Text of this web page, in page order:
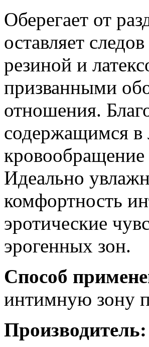
Оберегает от
оставляет
резиной и
призванными
отношения.
содержащимся в
Идеально
комфортность
эротические
эрогенных зон.
Способ
интимную зону
Производитель: